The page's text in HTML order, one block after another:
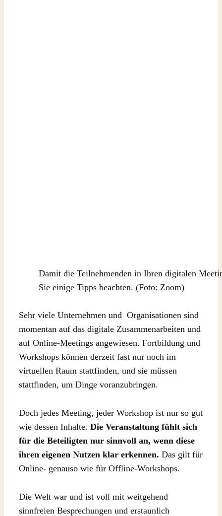
Damit die Teilnehmenden in Ihren digitalen
Sie einige Tipps beachten. (Foto: Zoom)
Sehr viele Unternehmen und Organisationen sind
momentan auf das digitale Zusammenarbeiten und
auf Online-Meetings angewiesen. Fortbildung und
Workshops können derzeit fast nur noch im
virtuellen Raum stattfinden, und sie müssen
stattfinden, um Dinge voranzubringen.
Doch jedes Meeting, jeder Workshop ist nur so gut
wie dessen Inhalte. Die Veranstaltung fühlt sich
für die Beteiligten nur sinnvoll an, wenn diese
ihren eigenen Nutzen klar erkennen. Das gilt für
Online- genauso wie für Offline-Workshops.
Die Welt war und ist voll mit weitgehend
sinnfreien Besprechungen und erstaunlich